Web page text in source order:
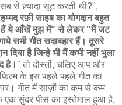
से ज़्यादा सूट करती थी?",
रफ़ी साहब का योगदान बहुत
हैं ये आँखें मुझ में" से लेकर "मैं जट
सभी गीत सदाबहार हैं। दूसरे
दिया है जिन्हे भी मैं कभी नहीं भुला
है।" तो दोस्तों, चलिए आप और
फ़िल्म के इस पहले पहले गीत का
पर। गीत में साज़ों का कम से कम
एक सुंदर पीस का इस्तेमाल हुआ है,